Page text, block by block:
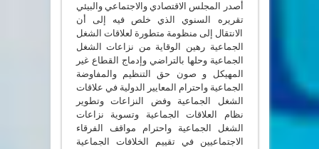
أصدر المجلس الاقتصادي والاجتماعي والبيئي
تقريره السنوي الذي خلص فيه إلى أن
الانتقال إلى منظومة متطورة لعلاقات الشغل
الجماعية رهين الوقاية من نزاعات الشغل
الجماعية وحلها بالتراضي وإدماج القطاع غير
المهيكل و صون حق التنظيم والمفاوضة
الجماعية واحترام المعايير الدولية في علاقات
الشغل الجماعية وفض النزاعات وتطوير
نظام العلاقات الجماعية وتسوية نزاعات
الشغل الجماعية واحترام مواقف الفرقاء
الاجتماعيين في تقييم الخلافات الجماعية